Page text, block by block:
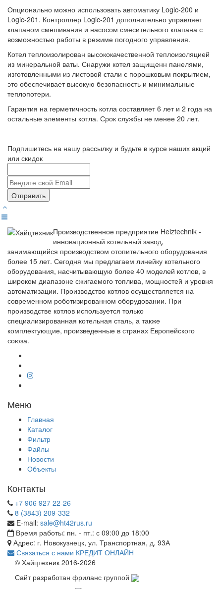
Опционально можно использовать автоматику Logic-200 и
Logic-201. Контроллер Logic-201 дополнительно управляет
клапаном смешивания и насосом смесительного клапана с
возможностью работы в режиме погодного управления.
Котел теплоизолирован высококачественной теплоизоляцией
из минеральной ваты. Снаружи котел защищенн панелями,
изготовленными из листовой стали с порошковым покрытием,
это обеспечивает высокую безопасность и минимальные
теплопотери.
Гарантия на герметичность котла составляет 6 лет и 2 года на
остальные элементы котла. Срок службы не менее 20 лет.
Подпишитесь на нашу рассылку и будьте в курсе наших акций
или скидок
Отправить
Производственное предприятие Heiztechnik -
инновационный котельный завод,
занимающийся производством отопительного оборудования
более 15 лет. Сегодня мы предлагаем линейку котельного
оборудования, насчитывающую более 40 моделей котлов, в
широком диапазоне сжигаемого топлива, мощностей и уровня
автоматизации. Производство котлов осуществляется на
современном роботизированном оборудовании. При
производстве котлов используется только
специализированная котельная сталь, а также
комплектующие, произведенные в странах Европейского
союза.
Меню
Главная
Каталог
Фильтр
Файлы
Новости
Объекты
Контакты
+7 906 927 22-26
8 (3843) 209-332
E-mail: sale@ht42rus.ru
Время работы: пн. - пт.: с 09:00 до 18:00
Адрес: г. Новокузнецк, ул. Транспортная, д. 93А
Связаться с нами КРЕДИТ ОНЛАЙН
© Хайцтехник 2016-2026
Сайт разработан фриланс группой